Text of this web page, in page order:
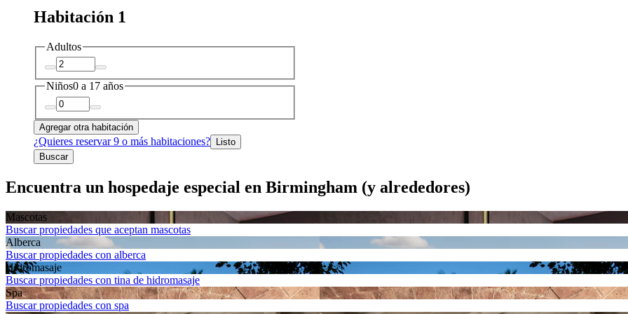
Habitación 1
Adultos
Niños0 a 17 años
Agregar otra habitación
¿Quieres reservar 9 o más habitaciones? Listo
Buscar
Encuentra un hospedaje especial en Birmingham (y alrededores)
Mascotas
Buscar propiedades que aceptan mascotas
Alberca
Buscar propiedades con alberca
Hidromasaje
Buscar propiedades con tina de hidromasaje
Spa
Buscar propiedades con spa